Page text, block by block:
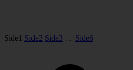
Side1 Side2 Side3 … Side6